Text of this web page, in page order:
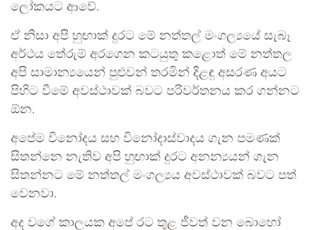
ලෝකයට ආවේ.
ඒ නිසා අපි හුඟාක් දුරට මේ නත්තල් මංගල්‍යයේ සැබෑ
අර්ථය තේරුම් අරගෙන කටයුතු කළොත් මේ නත්තල
අපි සාමාන්‍යයෙන් පුළුවන් තරමින් දිළඳු අසරණ අයට
පිහිට වීමේ අවස්ථාවක් බවට පරිවර්තනය කර ගන්නට
ඕන.
අපේම විනෝදය සහ විනෝදාස්වාදය ගැන පමණක්
සිතන්නෙ නැතිව අපි හුඟාක් දුරට අනන්‍යයන් ගැන
සිතන්නට මේ නත්තල් මංගල්‍යය අවස්ථාවක් බවට පත්
වෙනවා.
අද වගේ කාලයක අපේ රට තුළ ජීවත් වන බොහෝ